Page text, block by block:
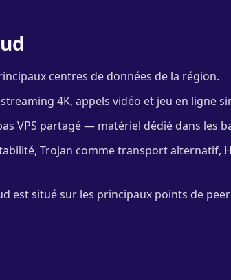
centres de données de la région.
4K, appels vidéo et jeu en ligne
VPS partagé — matériel dédié dans les
Trojan comme transport alternatif,
est situé sur les principaux points de